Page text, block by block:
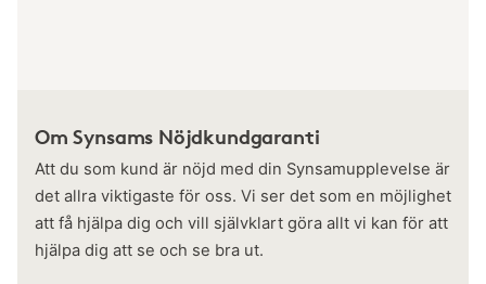
Om Synsams Nöjdkundgaranti
Att du som kund är nöjd med din Synsamupplevelse är
det allra viktigaste för oss. Vi ser det som en möjlighet
att få hjälpa dig och vill självklart göra allt vi kan för att
hjälpa dig att se och se bra ut.